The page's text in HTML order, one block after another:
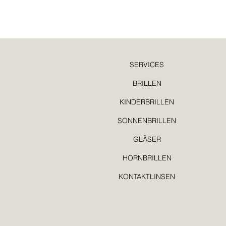
SERVICES
BRILLEN
KINDERBRILLEN
SONNENBRILLEN
GLÄSER
HORNBRILLEN
KONTAKTLINSEN